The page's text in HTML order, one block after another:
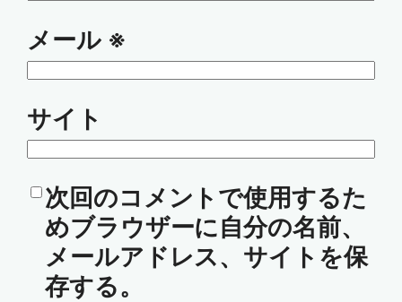
メール ※
サイト
次回のコメントで使用するた
めブラウザーに自分の名前、
メールアドレス、サイトを保
存する。